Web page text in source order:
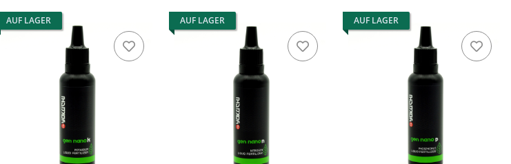
AUF LAGER AUF LAGER AUF LAGER